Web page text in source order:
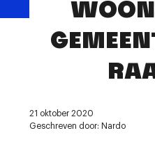
Contact
21 oktober 2020
Geschreven door: Nardo